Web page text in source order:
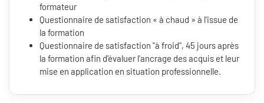
formateur
Questionnaire de satisfaction « à chaud » à l'issue de
la formation
Questionnaire de satisfaction "à froid", 45 jours après
la formation afin d'évaluer l'ancrage des acquis et leur
mise en application en situation professionnelle.